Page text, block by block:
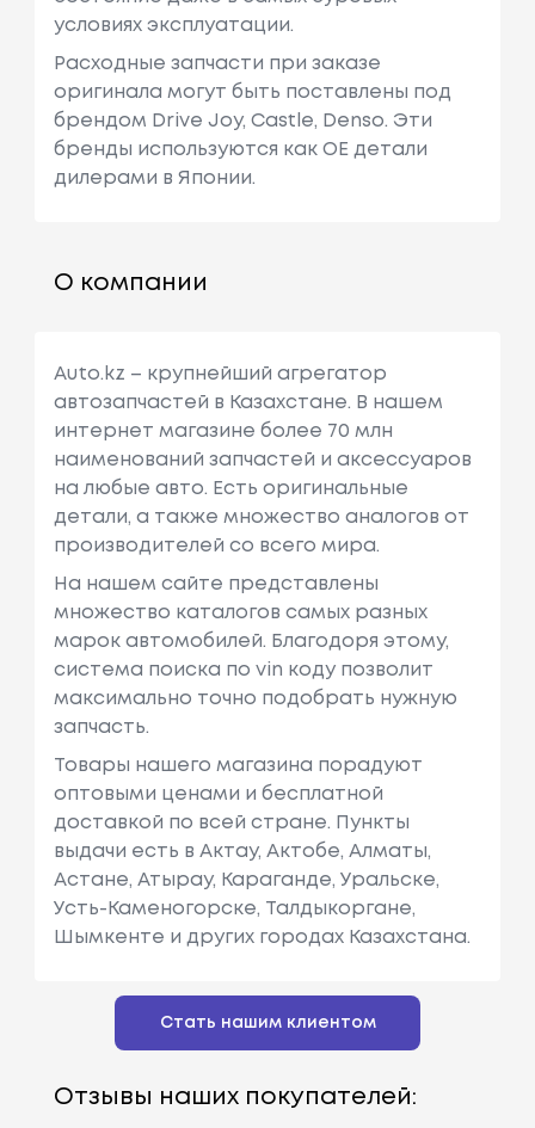
условиях эксплуатации.
Расходные запчасти при заказе
оригинала могут быть поставлены под
брендом Drive Joy, Castle, Denso. Эти
бренды используются как ОЕ детали
дилерами в Японии.
О компании
Auto.kz – крупнейший агрегатор
автозапчастей в Казахстане. В нашем
интернет магазине более 70 млн
наименований запчастей и аксессуаров
на любые авто. Есть оригинальные
детали, а также множество аналогов от
производителей со всего мира.
На нашем сайте представлены
множество каталогов самых разных
марок автомобилей. Благодоря этому,
система поиска по vin коду позволит
максимально точно подобрать нужную
запчасть.
Товары нашего магазина порадуют
оптовыми ценами и бесплатной
доставкой по всей стране. Пункты
выдачи есть в Актау, Актобе, Алматы,
Астане, Атырау, Караганде, Уральске,
Усть-Каменогорске, Талдыкоргане,
Шымкенте и других городах Казахстана.
Стать нашим клиентом
Отзывы наших покупателей: